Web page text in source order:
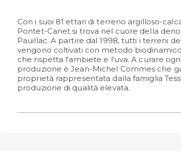
Con i suoi 81 ettari di terreno argilloso-
Pontet-Canet si trova nel cuore della
Pauillac. A partire dal 1998, tutti i terreni
vengono coltivati con metodo
che rispetta l'ambiete e l'uva. A curare
produzione è Jean-Michel Commes che
proprietà rappresentata dalla famiglia
produzione di qualità elevata.